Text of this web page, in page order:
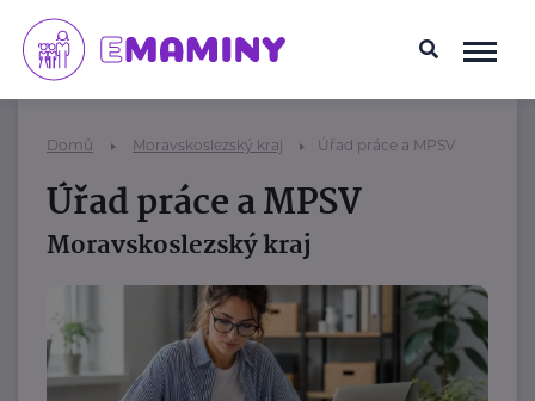
Domů Moravskoslezský kraj Úřad práce a MPSV
Úřad práce a MPSV
Moravskoslezský kraj